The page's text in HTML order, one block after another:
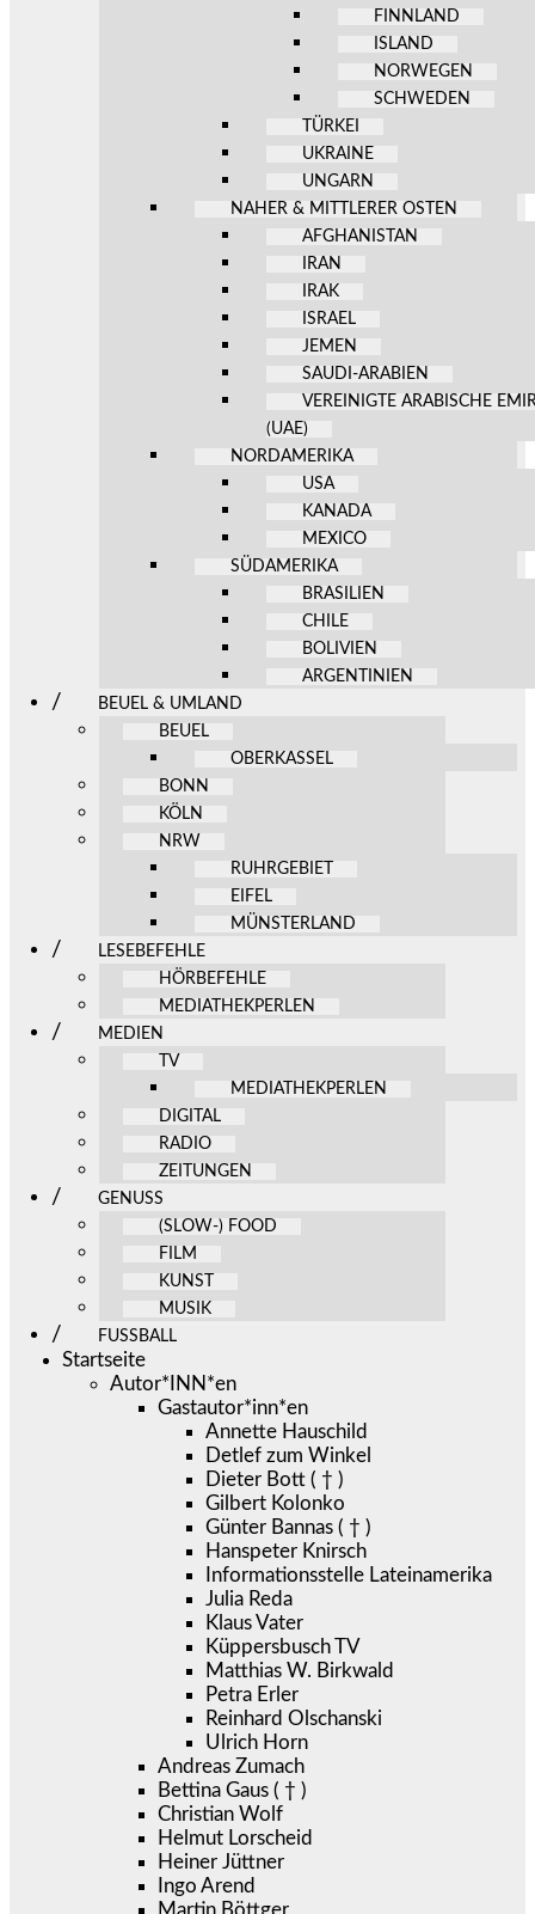
FINNLAND
ISLAND
NORWEGEN
SCHWEDEN
TÜRKEI
UKRAINE
UNGARN
NAHER & MITTLERER OSTEN
AFGHANISTAN
IRAN
IRAK
ISRAEL
JEMEN
SAUDI-ARABIEN
VEREINIGTE ARABISCHE
(UAE)
NORDAMERIKA
USA
KANADA
MEXICO
SÜDAMERIKA
BRASILIEN
CHILE
BOLIVIEN
ARGENTINIEN
BEUEL & UMLAND
BEUEL
OBERKASSEL
BONN
KÖLN
NRW
RUHRGEBIET
EIFEL
MÜNSTERLAND
LESEBEFEHLE
HÖRBEFEHLE
MEDIATHEKPERLEN
MEDIEN
TV
MEDIATHEKPERLEN
DIGITAL
RADIO
ZEITUNGEN
GENUSS
(SLOW-) FOOD
FILM
KUNST
MUSIK
FUSSBALL
Startseite
Autor*INN*en
Gastautor*inn*en
Annette Hauschild
Detlef zum Winkel
Dieter Bott ( † )
Gilbert Kolonko
Günter Bannas ( † )
Hanspeter Knirsch
Informationsstelle Lateinamerika
Julia Reda
Klaus Vater
Küppersbusch TV
Matthias W. Birkwald
Petra Erler
Reinhard Olschanski
Ulrich Horn
Andreas Zumach
Bettina Gaus ( † )
Christian Wolf
Helmut Lorscheid
Heiner Jüttner
Ingo Arend
Martin Böttger